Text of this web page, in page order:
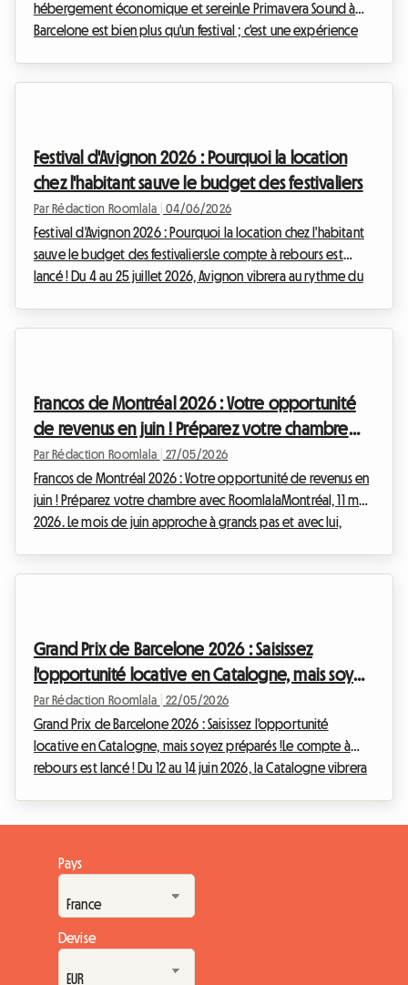
hébergement économique et sereinLe Primavera Sound à
Barcelone est bien plus qu'un festival ; c'est une expérience
s'envolent vite, de 245 € à 450 € pour...
Festival d'Avignon 2026 : Pourquoi la location
chez l'habitant sauve le budget des festivaliers
Par Rédaction Roomlala 04/06/2026
Festival d'Avignon 2026 : Pourquoi la location chez l'habitant
sauve le budget des festivaliersLe compte à rebours est
lancé ! Du 4 au 25 juillet 2026, Avignon vibrera au rythme du
tandis que le OF...
Francos de Montréal 2026 : Votre opportunité
de revenus en juin ! Préparez votre chambre
avec Roomlala
Par Rédaction Roomlala 27/05/2026
Francos de Montréal 2026 : Votre opportunité de revenus en
juin ! Préparez votre chambre avec RoomlalaMontréal, 11 mai
2026. Le mois de juin approche à grands pas et avec lui,
payants, attireront des milliers de visiteu...
Grand Prix de Barcelone 2026 : Saisissez
l'opportunité locative en Catalogne, mais soyez
préparés !
Par Rédaction Roomlala 22/05/2026
Grand Prix de Barcelone 2026 : Saisissez l'opportunité
locative en Catalogne, mais soyez préparés !Le compte à
rebours est lancé ! Du 12 au 14 juin 2026, la Catalogne vibrera
pour les propriétaires et les résidents de la région désireux
de louer une chambre, un appartement ou une maison et
ainsi générer des revenus supplémentaires. Cep...
Pays
Devise